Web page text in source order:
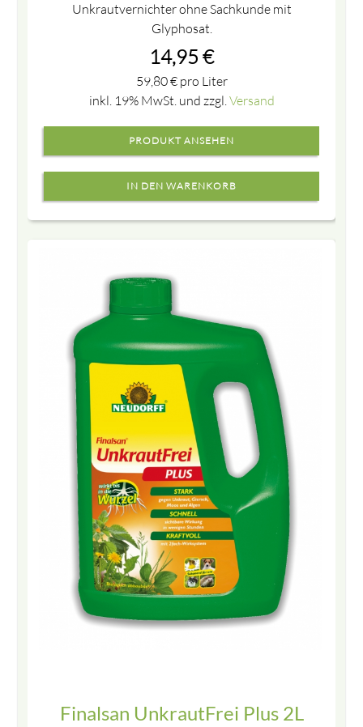
Unkrautvernichter ohne Sachkunde mit
Glyphosat.
14,95 €
59,80€pro Liter
inkl. 19% MwSt. und zzgl.Versand
PRODUKT ANSEHEN
Finalsan UnkrautFrei Plus 2L